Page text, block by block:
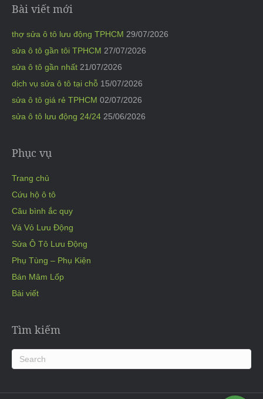
Bài viết mới
thợ sửa ô tô lưu động TPHCM 29/07/2026
sửa ô tô gần tôi TPHCM 27/07/2026
sửa ô tô gần nhất 21/07/2026
dịch vụ sửa ô tô tại chỗ 15/07/2026
sửa ô tô giá rẻ TPHCM 02/07/2026
sửa ô tô lưu động 24/24 25/06/2026
Phục vụ
Trang chủ
Cứu hộ ô tô
Câu bình ắc quy
Vá Vỏ Lưu Động
Sửa Ô Tô Lưu Động
Phụ Tùng – Phụ Kiện
Bán Mâm Lốp
Bài viết
Tìm kiếm